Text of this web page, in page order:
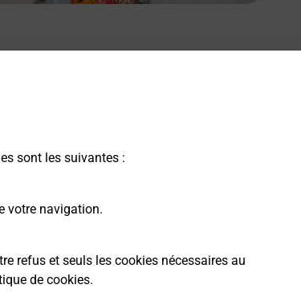
sont les suivantes :
votre navigation.
refus et seuls les cookies nécessaires au
de cookies.